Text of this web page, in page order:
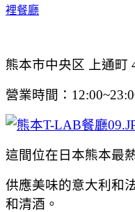
裡餐廳
熊本市中央区 上通町
營業時間：
這間位在日本熊本最
供應美味的意大利和
和清酒。